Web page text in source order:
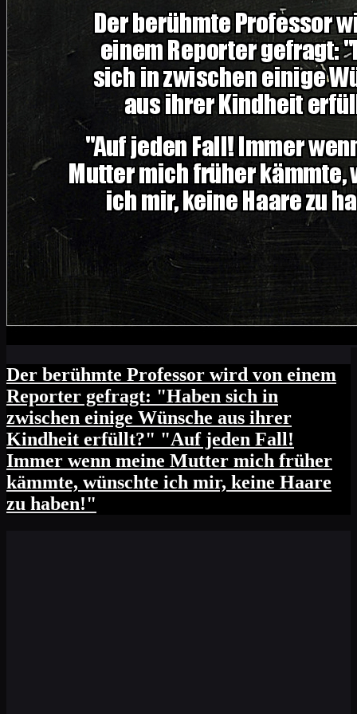
Der berühmte Professor wird von einem
Reporter gefragt: "Haben sich in
zwischen einige Wünsche aus ihrer
Kindheit erfüllt?" "Auf jeden Fall!
Immer wenn meine Mutter mich früher
kämmte, wünschte ich mir, keine Haare
zu haben!"